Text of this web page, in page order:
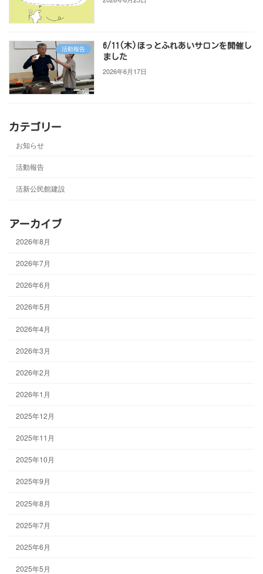
活動報告
6/11(木)ほっとふれあいサロンを開催し
ました
2026年6月17日
カテゴリー
お知らせ
活動報告
活新公民館建設
アーカイブ
2026年8月
2026年7月
2026年6月
2026年5月
2026年4月
2026年3月
2026年2月
2026年1月
2025年12月
2025年11月
2025年10月
2025年9月
2025年8月
2025年7月
2025年6月
2025年5月